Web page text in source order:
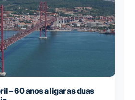
– 60 anos a ligar as duas